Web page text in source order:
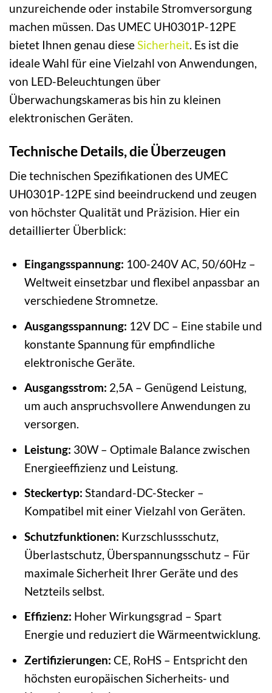
unzureichende oder instabile Stromversorgung
machen müssen. Das UMEC UH0301P-12PE
bietet Ihnen genau dieseSicherheit. Es ist die
ideale Wahl für eine Vielzahl von Anwendungen,
von LED-Beleuchtungen über
Überwachungskameras bis hin zu kleinen
elektronischen Geräten.
Technische Details, die Überzeugen
Die technischen Spezifikationen des UMEC
UH0301P-12PE sind beeindruckend und zeugen
von höchster Qualität und Präzision. Hier ein
detaillierter Überblick:
Eingangsspannung: 100-240V AC, 50/60Hz –
Weltweit einsetzbar und flexibel anpassbar an
verschiedene Stromnetze.
Ausgangsspannung: 12V DC – Eine stabile und
konstante Spannung für empfindliche
elektronische Geräte.
Ausgangsstrom: 2,5A – Genügend Leistung,
um auch anspruchsvollere Anwendungen zu
versorgen.
Leistung: 30W – Optimale Balance zwischen
Energieeffizienz und Leistung.
Steckertyp: Standard-DC-Stecker –
Kompatibel mit einer Vielzahl von Geräten.
Schutzfunktionen: Kurzschlussschutz,
Überlastschutz, Überspannungsschutz – Für
maximale Sicherheit Ihrer Geräte und des
Netzteils selbst.
Effizienz: Hoher Wirkungsgrad – Spart
Energie und reduziert die Wärmeentwicklung.
Zertifizierungen: CE, RoHS – Entspricht den
höchsten europäischen Sicherheits- und